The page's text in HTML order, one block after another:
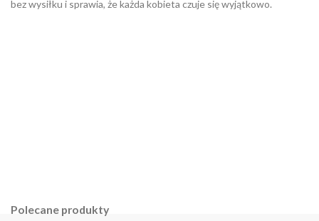
bez wysiłku i sprawia, że każda kobieta czuje się wyjątkowo.
Polecane produkty